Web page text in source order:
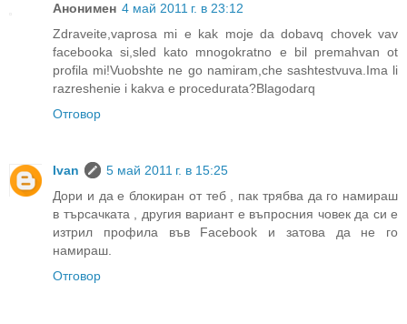
Анонимен 4 май 2011 г. в 23:12
Zdraveite,vaprosa mi e kak moje da dobavq chovek vav
facebooka si,sled kato mnogokratno e bil premahvan ot
profila mi!Vuobshte ne go namiram,che sashtestvuva.Ima li
razreshenie i kakva e procedurata?Blagodarq
Отговор
Ivan
5 май 2011 г. в 15:25
Дори и да е блокиран от теб , пак трябва да го намираш
в търсачката , другия вариант е въпросния човек да си е
изтрил профила във Facebook и затова да не го
намираш.
Отговор